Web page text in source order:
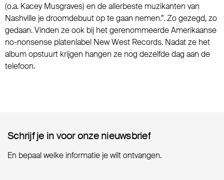
(o.a. Kacey Musgraves) en de allerbeste muzikanten van
Nashville je droomdebuut op te gaan nemen.”. Zo gezegd, zo
gedaan. Vinden ze ook bij het gerenommeerde Amerikaanse
no-nonsense platenlabel New West Records. Nadat ze het
album opstuurt krijgen hangen ze nog dezelfde dag aan de
telefoon.
Schrijf je in voor onze nieuwsbrief
Schrijf je in voor onze nieuwsbrief
En bepaal welke informatie je wilt ontvangen.